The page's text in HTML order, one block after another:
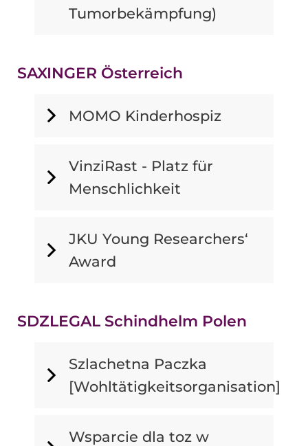
Tumorbekämpfung)
SAXINGER Österreich
MOMO Kinderhospiz
VinziRast - Platz für
Menschlichkeit
JKU Young Researchers‘
Award
SDZLEGAL Schindhelm Polen
Szlachetna Paczka
[Wohltätigkeitsorganisation]
Wsparcie dla toz w